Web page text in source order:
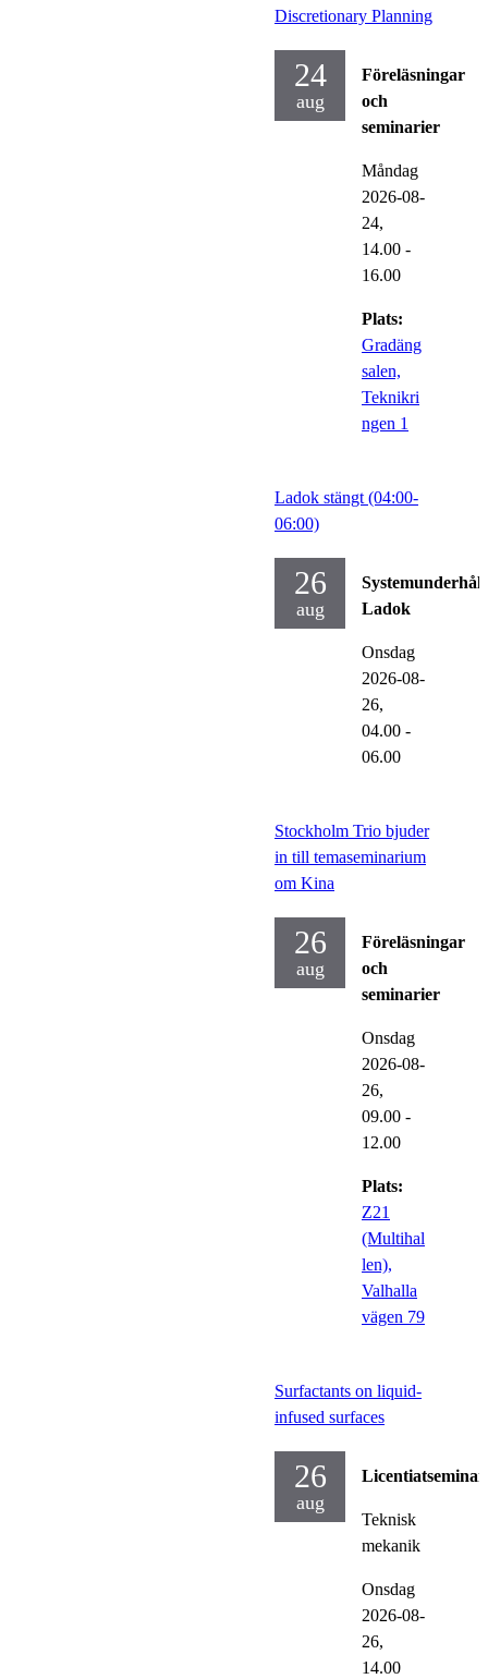
Discretionary Planning
24
aug
Föreläsningar
och
seminarier
Måndag
2026-08-
24,
14.00 -
16.00
Plats:
Gradäng
salen,
Teknikri
ngen 1
Ladok stängt (04:00-
06:00)
26
aug
Systemunderhåll
Ladok
Onsdag
2026-08-
26,
04.00 -
06.00
Stockholm Trio bjuder
in till temaseminarium
om Kina
26
aug
Föreläsningar
och
seminarier
Onsdag
2026-08-
26,
09.00 -
12.00
Plats:
Z21
(Multihal
len),
Valhalla
vägen 79
Surfactants on liquid-
infused surfaces
26
aug
Teknisk
mekanik
Onsdag
2026-08-
26,
14.00